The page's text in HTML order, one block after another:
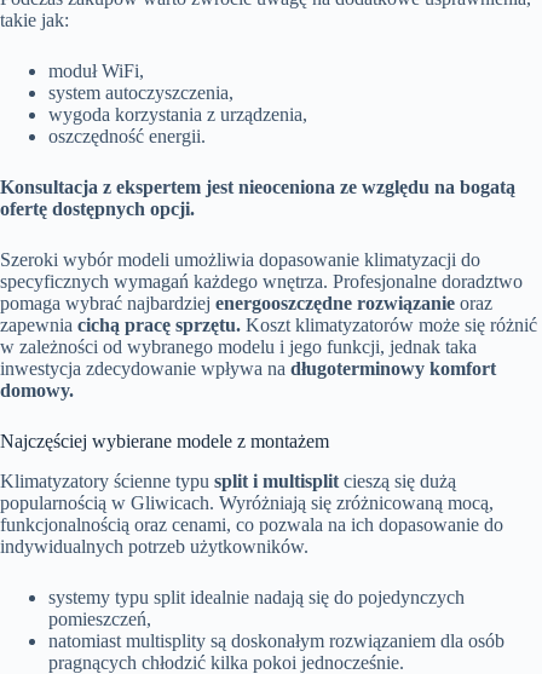
takie jak:
moduł WiFi,
system autoczyszczenia,
wygoda korzystania z urządzenia,
oszczędność energii.
Konsultacja z ekspertem jest nieoceniona ze względu na bogatą
ofertę dostępnych opcji.
Szeroki wybór modeli umożliwia dopasowanie klimatyzacji do
specyficznych wymagań każdego wnętrza. Profesjonalne doradztwo
pomaga wybrać najbardziej energooszczędne rozwiązanie oraz
zapewnia cichą pracę sprzętu. Koszt klimatyzatorów może się różnić
w zależności od wybranego modelu i jego funkcji, jednak taka
inwestycja zdecydowanie wpływa na długoterminowy komfort
domowy.
Najczęściej wybierane modele z montażem
Klimatyzatory ścienne typu split i multisplit cieszą się dużą
popularnością w Gliwicach. Wyróżniają się zróżnicowaną mocą,
funkcjonalnością oraz cenami, co pozwala na ich dopasowanie do
indywidualnych potrzeb użytkowników.
systemy typu split idealnie nadają się do pojedynczych
pomieszczeń,
natomiast multisplity są doskonałym rozwiązaniem dla osób
pragnących chłodzić kilka pokoi jednocześnie.